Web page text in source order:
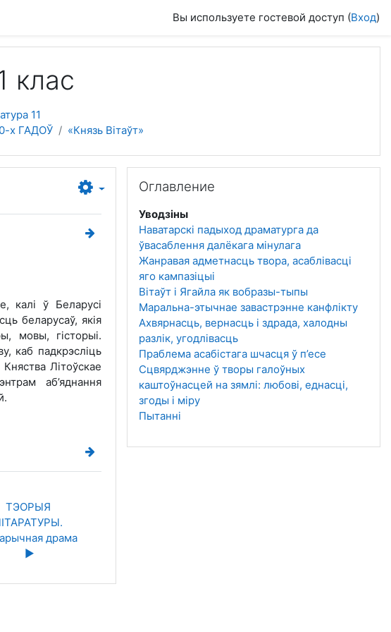
Вы используете гостевой доступ (Вход)
клас
11
х ГАДОЎ
«Князь Вітаўт»
калі ў Беларусі
беларусаў, якія
мовы, гісторыі.
каб падкрэсліць
Літоўскае
аб’яднання
ТЭОРЫЯ
драма
▶︎
Оглавление
Уводзіны
Наватарскі падыход драматурга да
ўвасаблення далёкага мінулага
Жанравая адметнасць твора, асаблівасці
яго кампазіцыі
Вітаўт і Ягайла як вобразы-тыпы
Маральна-этычнае завастрэнне канфлікту
Ахвярнасць, вернасць і здрада, халодны
разлік, угодлівасць
Праблема асабістага шчасця ў п’есе
Сцвярджэнне ў творы галоўных
каштоўнасцей на зямлі: любові, еднасці,
згоды і міру
Пытанні